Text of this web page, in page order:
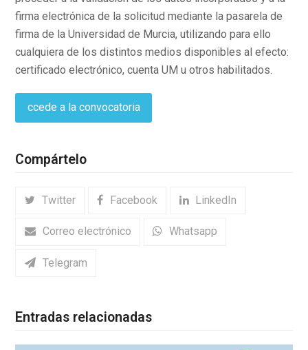
firma electrónica de la solicitud mediante la pasarela de
firma de la Universidad de Murcia, utilizando para ello
cualquiera de los distintos medios disponibles al efecto:
certificado electrónico, cuenta UM u otros habilitados.
ccede a la convocatoria
Compártelo
Twitter Facebook LinkedIn
Correo electrónico Whatsapp
Telegram
Entradas relacionadas